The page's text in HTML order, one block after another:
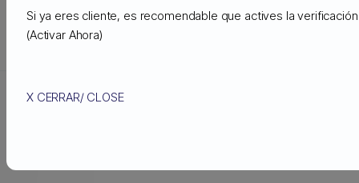
Copyright © 2026 Copernico Technology. Todos los derechos
Si ya eres cliente, es recomendable que actives la
(Activar Ahora)
X CERRAR/ CLOSE